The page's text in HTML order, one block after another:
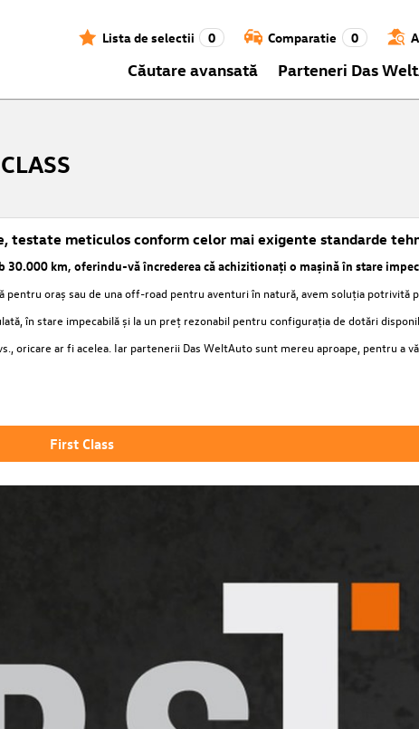
Lista de selectii 0 Comparatie 0
Căutare avansată Parteneri Das
testate meticulos conform celor mai exigente standarde
30.000 km , oferindu-vă încrederea că achizitionați o mașină în stare
pentru oraș sau de una off-road pentru aventuri în natură, avem soluția potrivită
în stare impecabilă și la un preț rezonabil pentru configurația de dotări
oricare ar fi acelea. Iar partenerii Das WeltAuto sunt mereu aproape, pentru a
First Class